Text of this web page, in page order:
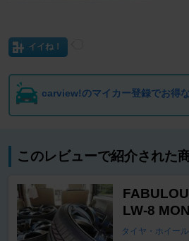
イイね！
carview!のマイカー登録でお得
このレビューで紹介された
LW-8
タイヤ・ホイール